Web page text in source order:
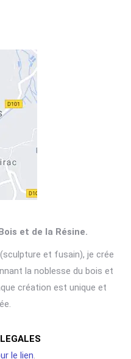
et de la Résine.
et fusain), je crée
la noblesse du bois et
création est unique et
le lien.